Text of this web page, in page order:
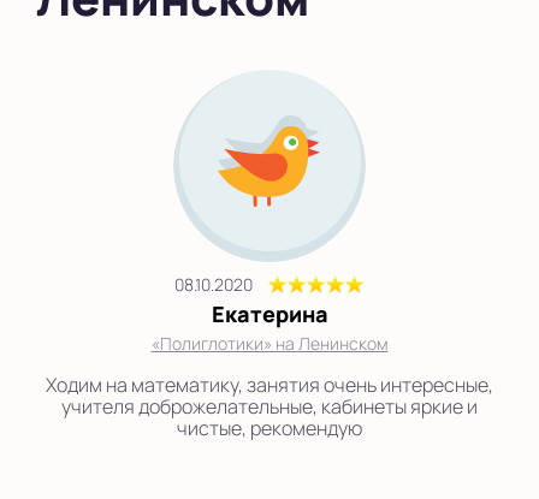
Выбрать другой город
08.10.2020
Екатерина
«Полиглотики» на Ленинском
Ходим на математику, занятия очень интересные,
учителя доброжелательные, кабинеты яркие и
чистые, рекомендую